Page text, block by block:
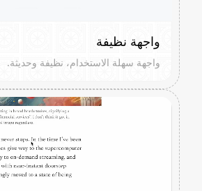
واجهة نظيفة
واجهة سهلة الاستخدام، نظيفة وحديثة.